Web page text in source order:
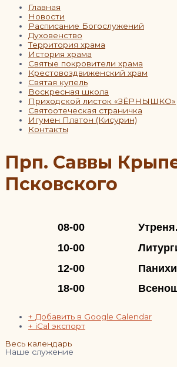
Главная
Новости
Расписание Богослужений
Духовенство
Территория храма
История храма
Святые покровители храма
Крестовоздвиженский храм
Святая купель
Воскресная школа
Приходской листок «ЗЁРНЫШКО»
Святоотеческая страничка
Игумен Платон (Кисурин)
Контакты
Прп. Саввы
Псковского
08-00
10-00
12-00
18-00
+ Добавить в Google Calendar
+ iCal экспорт
Весь календарь
Наше служение